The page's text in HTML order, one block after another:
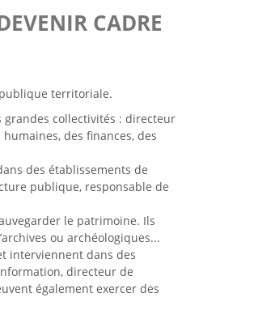
CADRE
territoriale.
collectivités : directeur
des finances, des
des établissements de
publique, responsable de
le patrimoine. Ils
ou archéologiques...
interviennent dans des
directeur de
également exercer des